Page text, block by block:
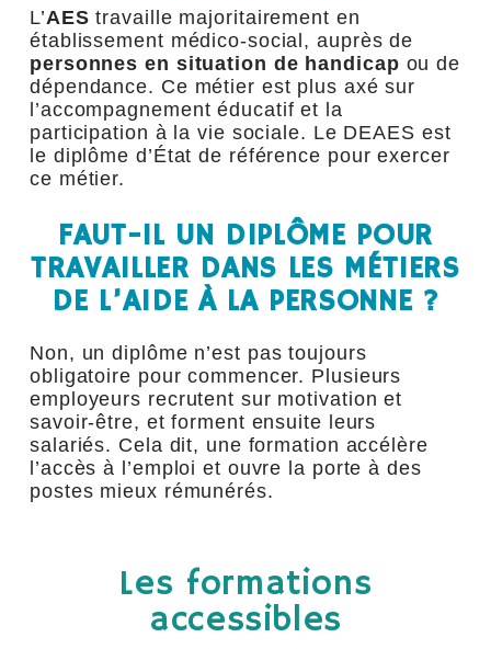
L’AES travaille majoritairement en
établissement médico-social, auprès de
personnes en situation de handicap ou de
dépendance. Ce métier est plus axé sur
l’accompagnement éducatif et la
participation à la vie sociale. Le DEAES est
le diplôme d’État de référence pour exercer
ce métier.
FAUT-IL UN DIPLÔME POUR
TRAVAILLER DANS LES MÉTIERS
DE L’AIDE À LA PERSONNE ?
Non, un diplôme n’est pas toujours
obligatoire pour commencer. Plusieurs
employeurs recrutent sur motivation et
savoir-être, et forment ensuite leurs
salariés. Cela dit, une formation accélère
l’accès à l’emploi et ouvre la porte à des
postes mieux rémunérés.
Les formations
accessibles